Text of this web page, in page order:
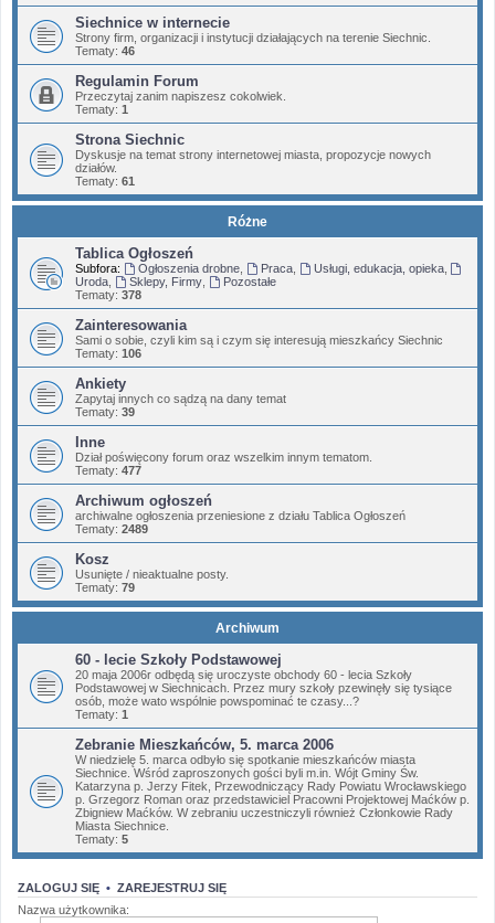
Siechnice w internecie
Strony firm, organizacji i instytucji działających na terenie Siechnic.
Tematy: 46
Regulamin Forum
Przeczytaj zanim napiszesz cokolwiek.
Tematy: 1
Strona Siechnic
Dyskusje na temat strony internetowej miasta, propozycje nowych
działów.
Tematy: 61
Różne
Tablica Ogłoszeń
Subfora: Ogłoszenia drobne, Praca, Usługi, edukacja, opieka,
Uroda
Sklepy, Firmy,
Pozostałe
Tematy: 378
Zainteresowania
Sami o sobie, czyli kim są i czym się interesują mieszkańcy Siechnic
Tematy: 106
Ankiety
Zapytaj innych co sądzą na dany temat
Tematy: 39
Inne
Dział poświęcony forum oraz wszelkim innym tematom.
Tematy: 477
Archiwum ogłoszeń
archiwalne ogłoszenia przeniesione z działu Tablica Ogłoszeń
Tematy: 2489
Kosz
Usunięte / nieaktualne posty.
Tematy: 79
Archiwum
60 - lecie Szkoły Podstawowej
20 maja 2006r odbędą się uroczyste obchody 60 - lecia Szkoły
Podstawowej w Siechnicach. Przez mury szkoły pzewinęły się tysiące
osób, może wato wspólnie powspominać te czasy...?
Tematy: 1
Zebranie Mieszkańców, 5. marca 2006
W niedzielę 5. marca odbyło się spotkanie mieszkańców miasta
Siechnice. Wśród zaproszonych gości byli m.in. Wójt Gminy Św.
Katarzyna p. Jerzy Fitek, Przewodniczący Rady Powiatu Wrocławskiego
p. Grzegorz Roman oraz przedstawiciel Pracowni Projektowej Maćków p.
Zbigniew Maćków. W zebraniu uczestniczyli również Członkowie Rady
Miasta Siechnice.
Tematy: 5
ZALOGUJ SIĘ • ZAREJESTRUJ SIĘ
Nazwa użytkownika: